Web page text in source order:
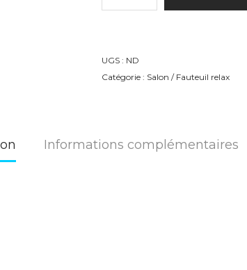
UGS : ND
Catégorie : Salon / Fauteuil relax
Informations complémentaires